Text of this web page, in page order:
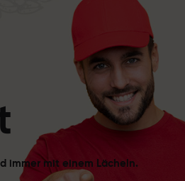
immer mit einem Lächeln.